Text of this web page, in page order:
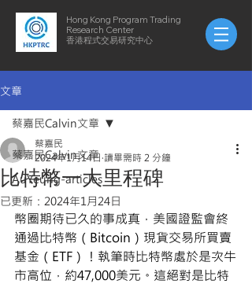
Hong Kong Program Trading
Research Center
​​香港程式交易研究中心
文章
蔡嘉民Calvin文章
AuYeung-articles
蔡嘉民Calvin文章
比特幣一大里程碑
蔡嘉民
2024年1月14日 讀畢需時 2 分鐘
已更新： 2024年1月24日
幣圈期待已久的事成真，美國證監會終
通過比特幣（Bitcoin）現貨交易所買賣
基金（ETF）！執筆時比特幣處於是次牛
市高位，約47,000美元。這絕對是比特